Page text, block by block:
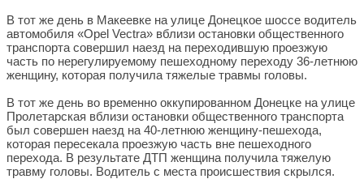
В тот же день в Макеевке на улице Донецкое шоссе водитель
автомобиля «Opel Vectra» вблизи остановки общественного
транспорта совершил наезд на переходившую проезжую
часть по нерегулируемому пешеходному переходу 36-летнюю
женщину, которая получила тяжелые травмы головы.
В тот же день во временно оккупированном Донецке на улице
Пролетарская вблизи остановки общественного транспорта
был совершен наезд на 40-летнюю женщину-пешехода,
которая пересекала проезжую часть вне пешеходного
перехода. В результате ДТП женщина получила тяжелую
травму головы. Водитель с места происшествия скрылся.